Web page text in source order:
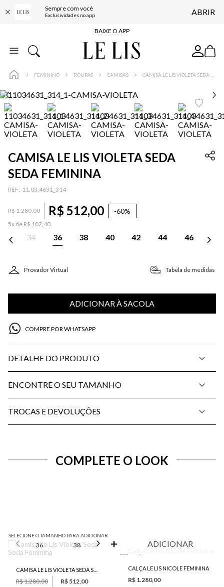
Sempre com você
Exclusividades no app ABRIR
FRETE GRÁTIS*
BAIXE O APP
10% OFF NA PRIMEIRA COMPRA*
FRETE GRÁTIS*
BAIXE O APP
10% OFF NA PRIMEIRA COMPRA*
FEMININO ROUPAS CAMISAS
CAMISA LE LIS VIOLETA SEDA
SEDA FEMININA
: 11.03.4631_314
R$1.280,00 R$ 512,00 -60%
5x de R$ 102,40
34 36 38 40 42 44 46
Provador Virtual Tabela de medidas
ADICIONAR À SACOLA
COMPRE POR WHATSAPP
DETALHE DO PRODUTO
ENCONTRE O SEU TAMANHO
TROCAS E DEVOLUÇÕES
COMPLETE O LOOK
SELECIONE O TAMANHO PARA ADICIONAR
36 38 40 42 44
R$ 1.280,00
R$ 512,00
ADICIONAR
CALÇA LE LIS NICOLE FEMININA
R$ 1.280,00